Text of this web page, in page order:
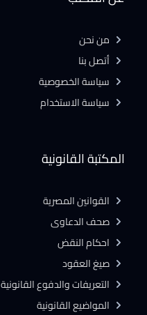
المكتبة القانونية
القوانين المصرية
صحف الدعاوى
احكام النقض
صيغ العقود
التعريفات والدفوع القانونية
المواضيع القانونية
من نحن
أتصل بنا
سياسة الخصوصية
سياسة الاستخدام